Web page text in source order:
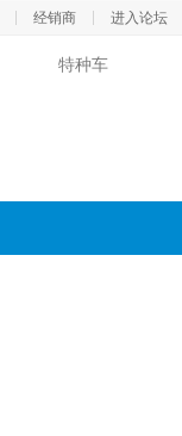
经销商 进入论坛
特种车